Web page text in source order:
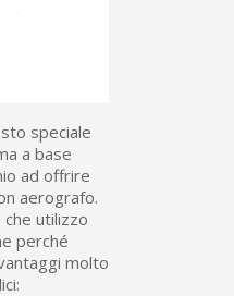
speciale
a base
ad offrire
aerografo.
utilizzo
perché
molto